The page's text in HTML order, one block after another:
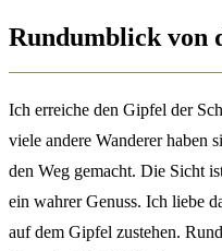
Rundumblick von
Ich erreiche den Gipfel der
viele andere Wanderer haben
den Weg gemacht. Die Sicht
ein wahrer Genuss. Ich liebe
auf dem Gipfel zustehen.